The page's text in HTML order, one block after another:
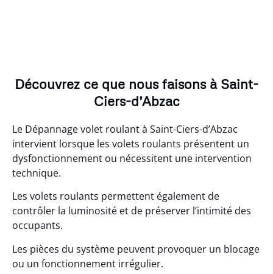
Découvrez ce que nous faisons à Saint-
Ciers-d’Abzac
Le Dépannage volet roulant à Saint-Ciers-d’Abzac
intervient lorsque les volets roulants présentent un
dysfonctionnement ou nécessitent une intervention
technique.
Les volets roulants permettent également de
contrôler la luminosité et de préserver l’intimité des
occupants.
Les pièces du système peuvent provoquer un blocage
ou un fonctionnement irrégulier.